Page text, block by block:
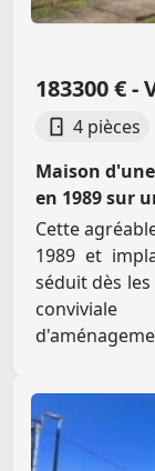
183300 €
4 pièces
Maison
en 1989 sur
Cette
1989 et
séduit dès